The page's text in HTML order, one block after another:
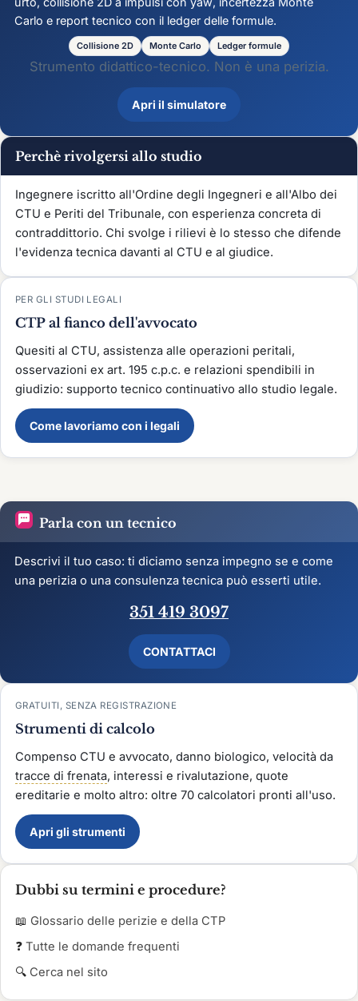
Carlo e report tecnico con il ledger delle formule.
Collisione 2D Monte Carlo Ledger formule
Strumento didattico-tecnico. Non è una perizia.
Apri il simulatore
Perchè rivolgersi allo studio
Ingegnere iscritto all'Ordine degli Ingegneri e all'Albo dei
CTU e Periti del Tribunale, con esperienza concreta di
contraddittorio. Chi svolge i rilievi è lo stesso che difende
l'evidenza tecnica davanti al CTU e al giudice.
PER GLI STUDI LEGALI
CTP al fianco dell'avvocato
Quesiti al CTU, assistenza alle operazioni peritali,
osservazioni ex art. 195 c.p.c. e relazioni spendibili in
giudizio: supporto tecnico continuativo allo studio legale.
Come lavoriamo con i legali
Parla con un tecnico
Descrivi il tuo caso: ti diciamo senza impegno se e come
una perizia o una consulenza tecnica può esserti utile.
351 419 3097
CONTATTACI
GRATUITI, SENZA REGISTRAZIONE
Strumenti di calcolo
Compenso CTU e avvocato, danno biologico, velocità da
tracce di frenata, interessi e rivalutazione, quote
ereditarie e molto altro: oltre 70 calcolatori pronti all'uso.
Apri gli strumenti
Dubbi su termini e procedure?
📖 Glossario delle perizie e della CTP
❓ Tutte le domande frequenti
🔍 Cerca nel sito